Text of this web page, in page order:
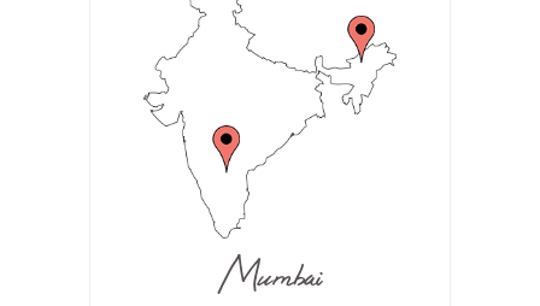
Mumbai